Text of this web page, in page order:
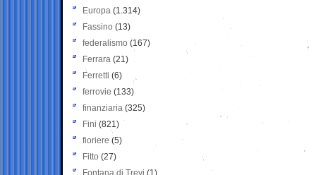
Europa (1.314)
Fassino (13)
federalismo (167)
Ferrara (21)
Ferretti (6)
ferrovie (133)
finanziaria (325)
Fini (821)
fioriere (5)
Fitto (27)
Fontana di Trevi (1)